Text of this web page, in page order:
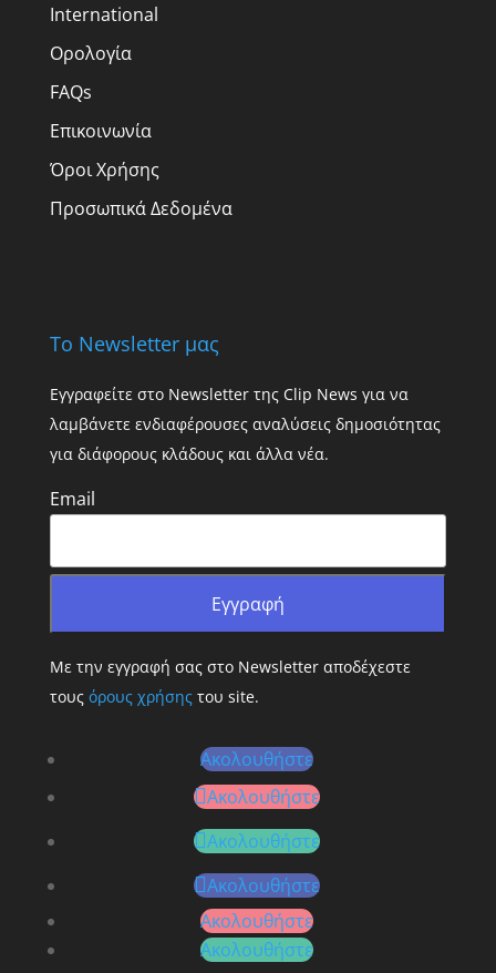
International
Ορολογία
FAQs
Επικοινωνία
Όροι Χρήσης
Προσωπικά Δεδομένα
Το Newsletter μας
Εγγραφείτε στο Newsletter της Clip News για να
λαμβάνετε ενδιαφέρουσες αναλύσεις δημοσιότητας
για διάφορους κλάδους και άλλα νέα.
Email
Με την εγγραφή σας στο Newsletter αποδέχεστε
τους όρους χρήσηςτου site.
Ακολουθήστε
Ακολουθήστε
Ακολουθήστε
Ακολουθήστε
Ακολουθήστε
Ακολουθήστε